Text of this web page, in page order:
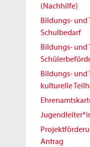
(Nachhilfe)
Bildungs- und
Schulbedarf
Bildungs- und
Bildungs- und
kulturelle
Antrag